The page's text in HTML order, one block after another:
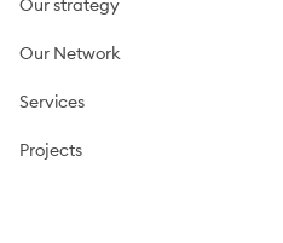
Our strategy
Our Network
Services
Projects